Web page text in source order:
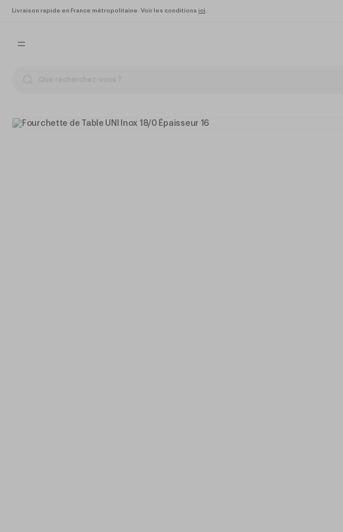
Livraison rapide en France métropolitaine. Voir les conditions ici .